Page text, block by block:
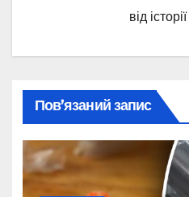
від
Пов’язаний запис